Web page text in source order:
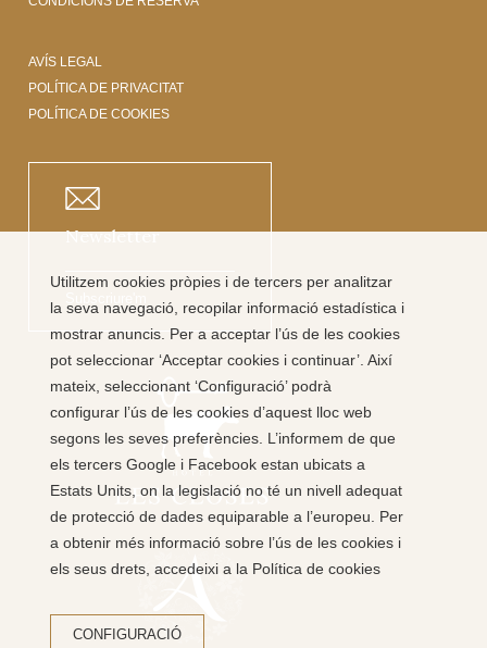
AVÍS LEGAL
POLÍTICA DE PRIVACITAT
POLÍTICA DE COOKIES
Newsletter
Utilitzem cookies pròpies i de tercers per analitzar
la seva navegació, recopilar informació estadística i
mostrar anuncis. Per a acceptar l’ús de les cookies
pot seleccionar ‘Acceptar cookies i continuar’. Així
mateix, seleccionant ‘Configuració’ podrà
configurar l’ús de les cookies d’aquest lloc web
segons les seves preferències. L’informem de que
els tercers Google i Facebook estan ubicats a
Estats Units, on la legislació no té un nivell adequat
de protecció de dades equiparable a l’europeu. Per
a obtenir més informació sobre l’ús de les cookies i
els seus drets, accedeixi a la Política de cookies
CONFIGURACIÓ